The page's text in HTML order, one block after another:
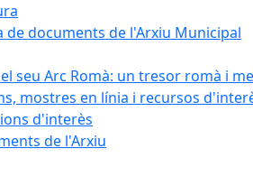
de documents de l'Arxiu Municipal
seu Arc Romà: un tresor romà i
mostres en línia i recursos
d'interès
de l'Arxiu